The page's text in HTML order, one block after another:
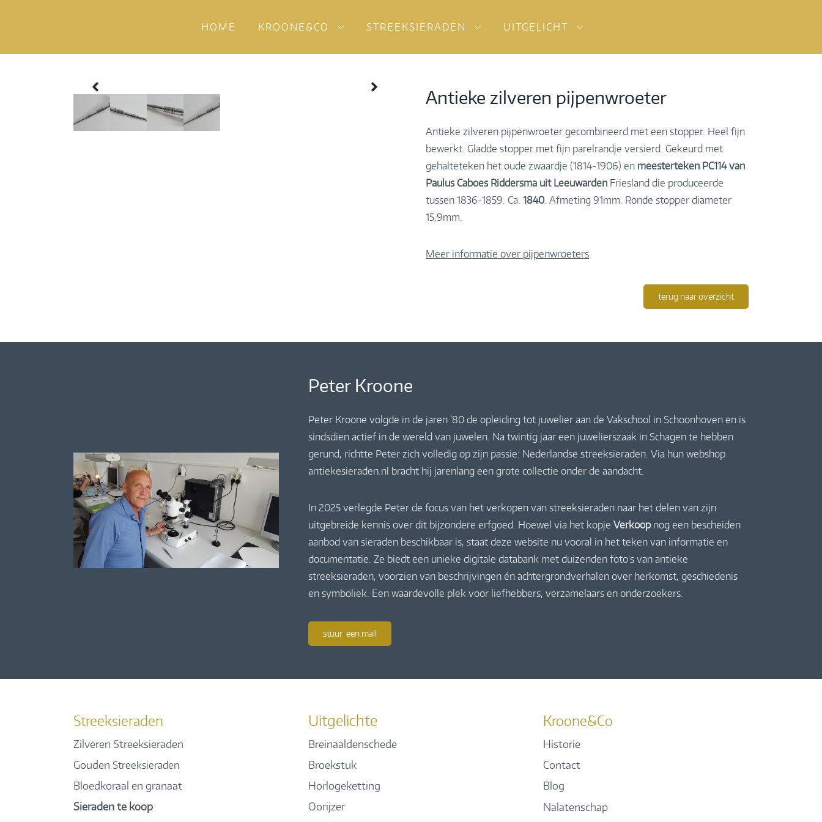
HOME KROONE&CO STREEKSIERADEN UITGELICHT
Antieke zilveren pijpenwroeter
Antieke zilveren pijpenwroeter gecombineerd met een stopper. Heel fijn
bewerkt. Gladde stopper met fijn parelrandje versierd. Gekeurd met
gehalteteken het oude zwaardje (1814-1906) en meesterteken PC114 van
Paulus Caboes Riddersma uit Leeuwarden Friesland die produceerde
tussen 1836-1859. Ca. 1840. Afmeting 91mm. Ronde stopper diameter
15,9mm.
Meer informatie over pijpenwroeters
terug naar overzicht
Peter Kroone
Peter Kroone volgde in de jaren ’80 de opleiding tot juwelier aan de Vakschool in Schoonhoven en is
sindsdien actief in de wereld van juwelen. Na twintig jaar een juwelierszaak in Schagen te hebben
gerund, richtte Peter zich volledig op zijn passie: Nederlandse streeksieraden. Via hun webshop
antiekesieraden.nl bracht hij jarenlang een grote collectie onder de aandacht.
In 2025 verlegde Peter de focus van het verkopen van streeksieraden naar het delen van zijn
uitgebreide kennis over dit bijzondere erfgoed. Hoewel via het kopje Verkoopnog een bescheiden
aanbod van sieraden beschikbaar is, staat deze website nu vooral in het teken van informatie en
documentatie. Ze biedt een unieke digitale databank met duizenden foto's van antieke
streeksieraden, voorzien van beschrijvingen én achtergrondverhalen over herkomst, geschiedenis
en symboliek. Een waardevolle plek voor liefhebbers, verzamelaars en onderzoekers.
stuur een mail
Streeksieraden
Zilveren Streeksieraden
Gouden Streeksieraden
Bloedkoraal en granaat
Sieraden te koop
Uitgelichte
Breinaaldenschede
Broekstuk
Horlogeketting
Oorijzer
Kroone&Co
Historie
Contact
Blog
Nalatenschap